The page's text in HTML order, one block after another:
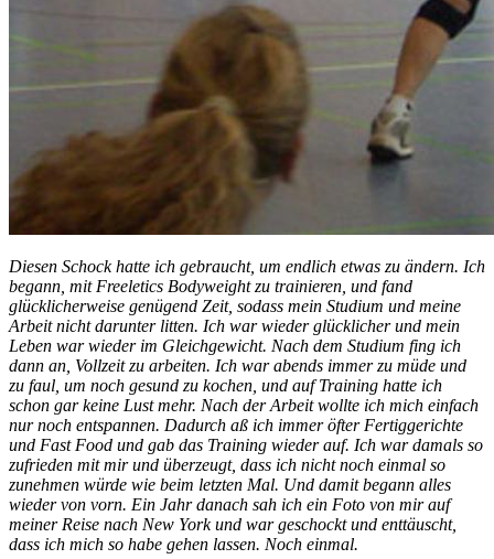
Diesen Schock hatte ich gebraucht, um endlich etwas zu ändern. Ich
begann, mit Freeletics Bodyweight zu trainieren, und fand
glücklicherweise genügend Zeit, sodass mein Studium und meine
Arbeit nicht darunter litten. Ich war wieder glücklicher und mein
Leben war wieder im Gleichgewicht. Nach dem Studium fing ich
dann an, Vollzeit zu arbeiten. Ich war abends immer zu müde und
zu faul, um noch gesund zu kochen, und auf Training hatte ich
schon gar keine Lust mehr. Nach der Arbeit wollte ich mich einfach
nur noch entspannen. Dadurch aß ich immer öfter Fertiggerichte
und Fast Food und gab das Training wieder auf. Ich war damals so
zufrieden mit mir und überzeugt, dass ich nicht noch einmal so
zunehmen würde wie beim letzten Mal. Und damit begann alles
wieder von vorn. Ein Jahr danach sah ich ein Foto von mir auf
meiner Reise nach New York und war geschockt und enttäuscht,
dass ich mich so habe gehen lassen. Noch einmal.